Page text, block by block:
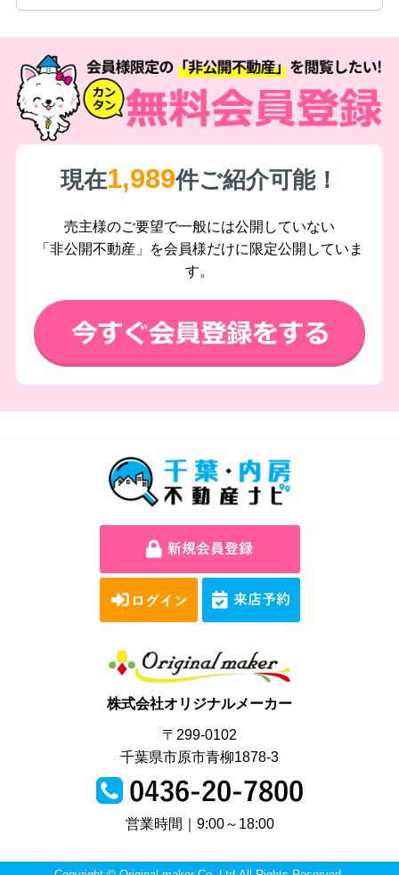
現在1,989件ご紹介可能！
売主様のご要望で一般には公開していない
「非公開不動産」を会員様だけに限定公開していま
す。
株式会社オリジナルメーカー
〒299-0102
千葉県市原市青柳1878-3
営業時間｜9:00～18:00